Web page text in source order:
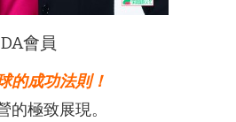
會員
的成功法則！
營的極致展現。